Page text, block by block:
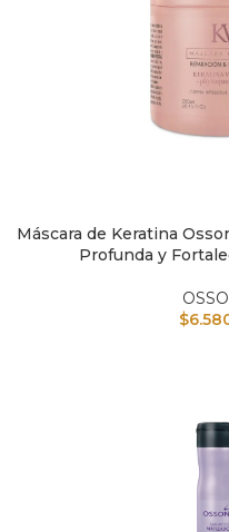
AÑADIR AL CARRITO
Máscara de Keratina
Profunda y
$